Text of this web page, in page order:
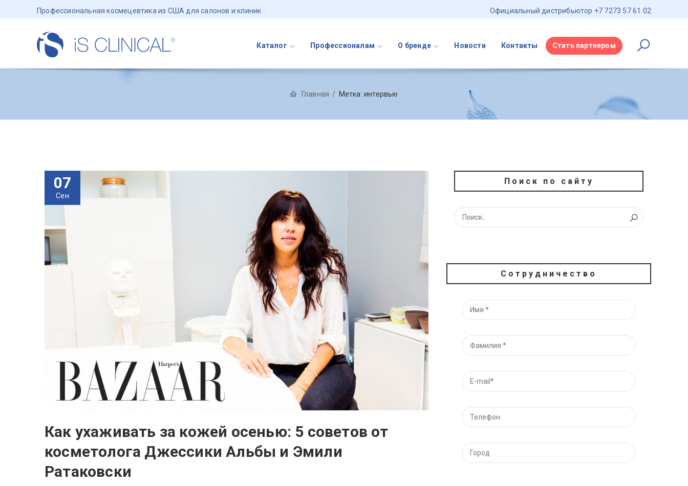
Профессиональная космецевтика из США для салонов и клиник Официальный дистрибьютор +7 7273 57 61 02
Каталог Профессионалам О бренде Новости Контакты Стать партнером
Главная Метка: интервью
07
Сен
Как ухаживать за кожей осенью: 5 советов от
косметолога Джессики Альбы и Эмили
Ратаковски
Поиск по сайту
Сотрудничество